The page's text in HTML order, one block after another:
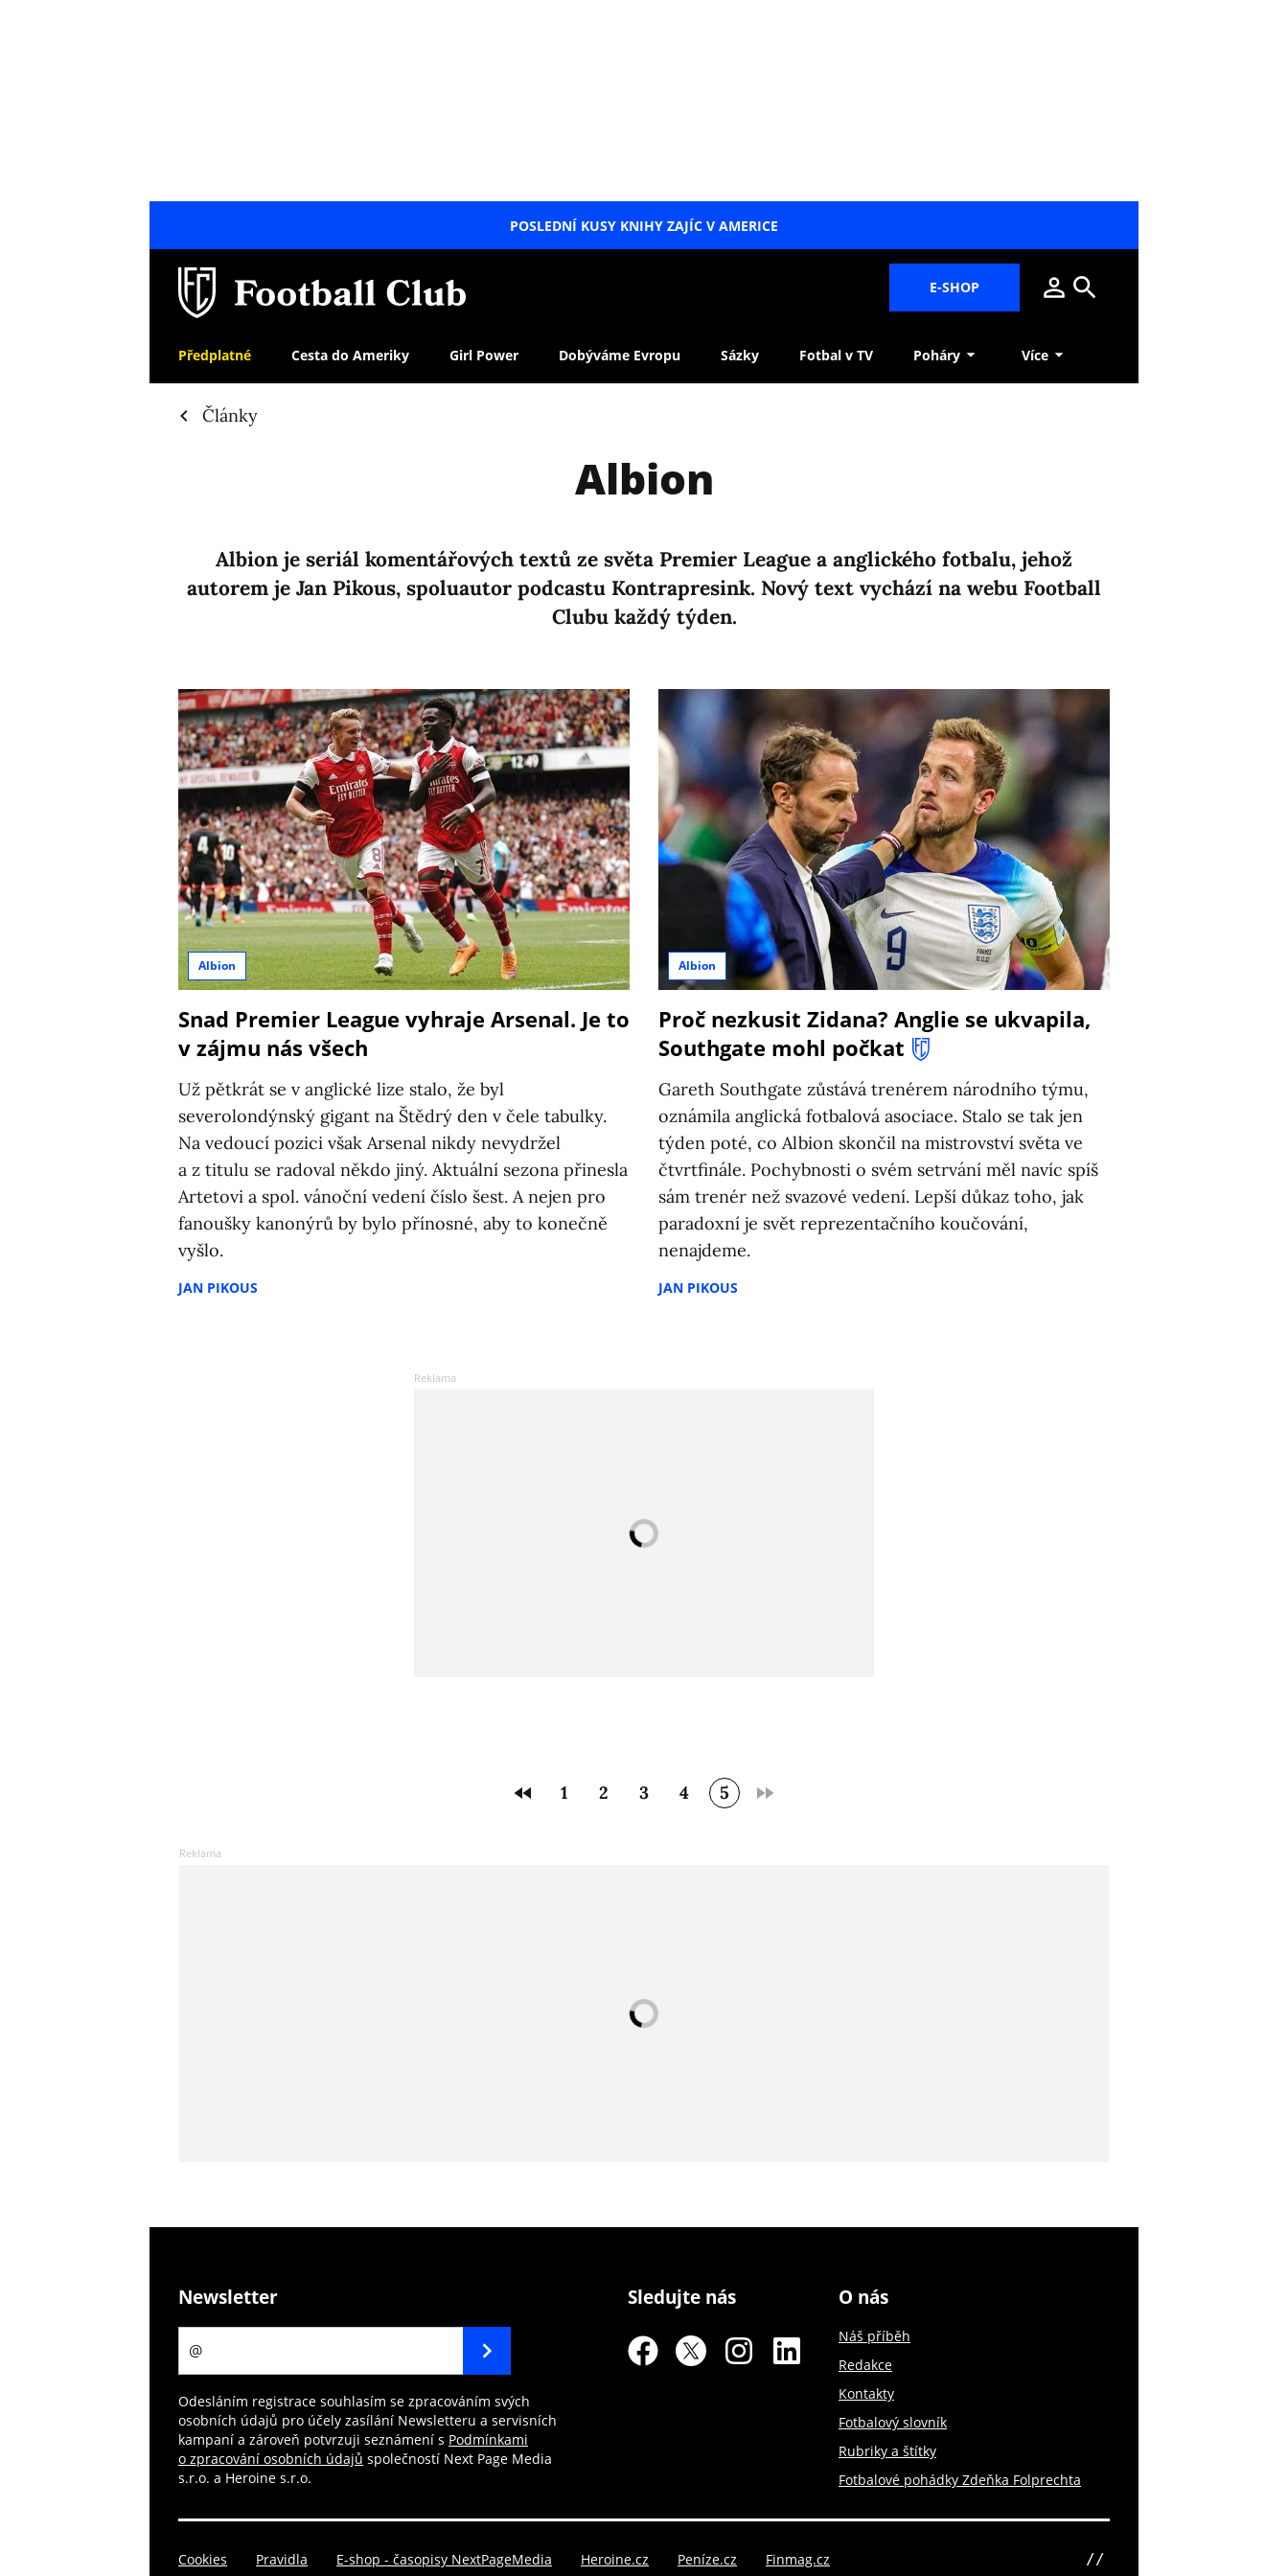
POSLEDNÍ KUSY KNIHY ZAJÍC V AMERICE
E-SHOP
Předplatné Cesta do Ameriky Girl Power Dobýváme Evropu Sázky Fotbal v TV Poháry Více
Články
Albion
Albion je seriál komentářových textů ze světa Premier League a anglického fotbalu, jehož
autorem je Jan Pikous, spoluautor podcastu Kontrapresink. Nový text vychází na webu Football
Clubu každý týden.
Albion
Snad Premier League vyhraje Arsenal. Je to
v zájmu nás všech
Už pětkrát se v anglické lize stalo, že byl
severolondýnský gigant na Štědrý den v čele tabulky.
Na vedoucí pozici však Arsenal nikdy nevydržel
a z titulu se radoval někdo jiný. Aktuální sezona přinesla
Artetovi a spol. vánoční vedení číslo šest. A nejen pro
fanoušky kanonýrů by bylo přínosné, aby to konečně
vyšlo.
JAN PIKOUS
Albion
Proč nezkusit Zidana? Anglie se ukvapila,
Southgate mohl počkat
Gareth Southgate zůstává trenérem národního týmu,
oznámila anglická fotbalová asociace. Stalo se tak jen
týden poté, co Albion skončil na mistrovství světa ve
čtvrtfinále. Pochybnosti o svém setrvání měl navíc spíš
sám trenér než svazové vedení. Lepší důkaz toho, jak
paradoxní je svět reprezentačního koučování,
nenajdeme.
JAN PIKOUS
1 2 3 4 5
Newsletter
Odesláním registrace souhlasím se zpracováním svých
osobních údajů pro účely zasílání Newsletteru a servisních
kampaní a zároveň potvrzuji seznámení s Podmínkami
o zpracování osobních údajů společností Next Page Media
s.r.o. a Heroine s.r.o.
Sledujte nás O nás
Náš příběh
Redakce
Kontakty
Fotbalový slovník
Rubriky a štítky
Fotbalové pohádky Zdeňka Folprechta
Cookies Pravidla E-shop - časopisy NextPageMedia Heroine.cz Peníze.cz Finmag.cz